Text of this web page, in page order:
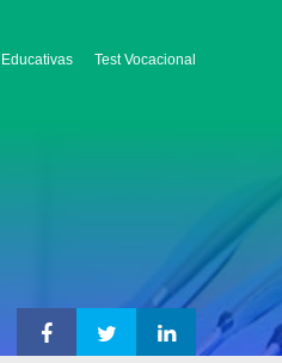
Test Vocacional